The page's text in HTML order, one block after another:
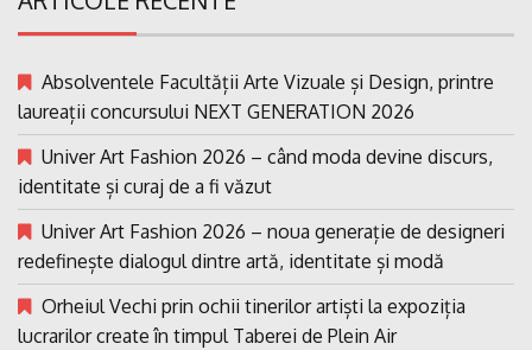
Absolventele Facultății Arte Vizuale și Design, printre
laureații concursului NEXT GENERATION 2026
Univer Art Fashion 2026 – când moda devine discurs,
identitate și curaj de a fi văzut
Univer Art Fashion 2026 – noua generație de designeri
redefinește dialogul dintre artă, identitate și modă
Orheiul Vechi prin ochii tinerilor artiști la expoziția
lucrarilor create în timpul Taberei de Plein Air